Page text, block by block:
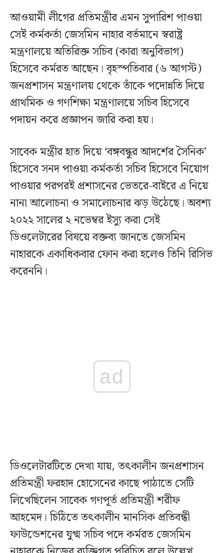
আওয়ামী লীগের প্রতিমন্ত্রীর এমন সুপারিশ পাওয়া
সেই কর্মকর্তা জেসমিন নাহার বর্তমানে স্বরাষ্ট্র
মন্ত্রণালয়ে অতিরিক্ত সচিব (কারা অনুবিভাগ)
হিসেবে কর্মরত আছেন। বৃহস্পতিবার (৬ আগস্ট)
জনপ্রশাসন মন্ত্রণালয় থেকে তাঁকে পদোন্নতি দিয়ে
প্রাথমিক ও গণশিক্ষা মন্ত্রণালয়ে সচিব হিসেবে
পদায়ন করে প্রজ্ঞাপন জারি করা হয়।
সাবেক মন্ত্রীর হাত দিয়ে ‘বঙ্গবন্ধুর আদর্শের সৈনিক’
হিসেবে সনদ পাওয়া কর্মকর্তা সচিব হিসেবে নিয়োগ
পাওয়ার পরপরই প্রশাসনের ভেতরে-বাইরে এ নিয়ে
নানা আলোচনা ও সমালোচনার ঝড় উঠেছে। অবশ্য
২০২২ সালের ২ নভেম্বর ইস্যু করা সেই
ডিওলেটারের বিষয়ে বক্তব্য জানতে জেসমিন
নাহারকে একাধিকবার ফোন করা হলেও তিনি রিসিভ
করেননি।
ad
ডিওলেটারটিতে দেখা যায়, তৎকালীন জনপ্রশাসন
প্রতিমন্ত্রী ফরহাদ হোসেনের কাছে পাঠাতে সেটি
লিখেছিলেন সাবেক গণপূর্ত প্রতিমন্ত্রী শরীফ
আহমেদ। চিঠিতে তৎকালীন মানসিক প্রতিবন্ধী
ফাউন্ডেশনের যুগ্ম সচিব পদে কর্মরত জেসমিন